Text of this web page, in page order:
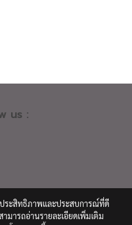
us :
ประสิทธิภาพและประสบการณ์ที่ดี
มารถอ่านรายละเอียดเพิ่มเติม